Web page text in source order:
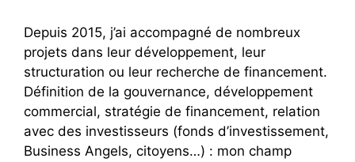
Depuis 2015, j’ai accompagné de nombreux
projets dans leur développement, leur
structuration ou leur recherche de financement.
Définition de la gouvernance, développement
commercial, stratégie de financement, relation
avec des investisseurs (fonds d’investissement,
Business Angels, citoyens…) : mon champ